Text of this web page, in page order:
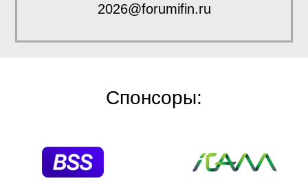
2026@forumifin.ru
Спонсоры: